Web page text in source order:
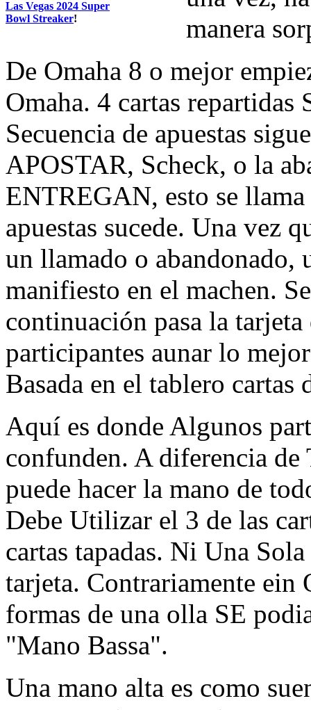
Las Vegas 2024 Super
Bowl Streaker!
manera
De Omaha 8 o mejor
Omaha. 4 cartas repartidas
Secuencia de apuestas
APOSTAR, Scheck, o la
ENTREGAN, esto se
apuestas sucede. Una vez
un llamado o abandonado,
manifiesto en el machen.
continuación pasa la
participantes aunar lo
Basada en el tablero cartas
Aquí es donde Algunos
confunden. A diferencia
puede hacer la mano de
Debe Utilizar el 3 de las
cartas tapadas. Ni Una
tarjeta. Contrariamente ein
formas de una olla SE
"Mano Bassa".
Una mano alta es como